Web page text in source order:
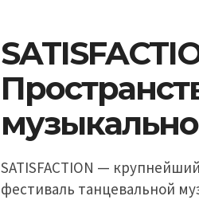
SATISFACTION —
фестиваль танцевальной